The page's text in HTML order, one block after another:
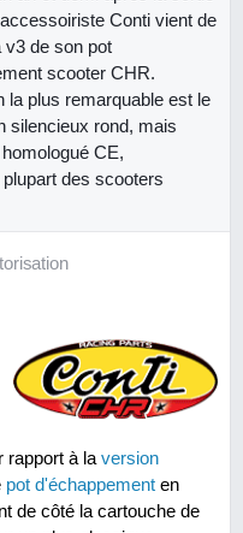
Conti vient de
v3 de son pot
scooter CHR.
la plus remarquable est le
silencieux rond, mais
CE,
des scooters
rapport à la version
pot d'échappement en
de côté la cartouche de